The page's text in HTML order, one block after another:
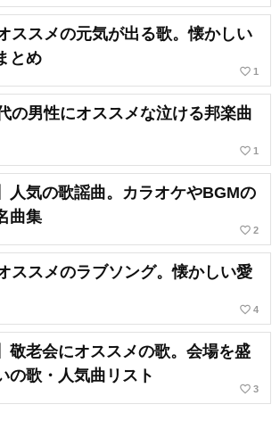
ススメの元気が出る歌。懐かしい
とめ
favorite_border 1
の男性にオススメな泣ける邦楽曲
favorite_border 1
人気の歌謡曲。カラオケやBGMの
曲集
favorite_border 2
ススメのラブソング。懐かしい愛
favorite_border 4
敬老会にオススメの歌。会場を盛
の歌・人気曲リスト
favorite_border 3